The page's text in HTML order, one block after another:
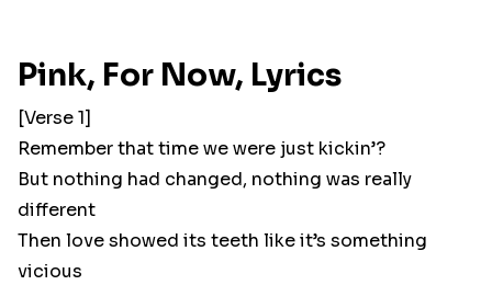
Pink, For Now, Lyrics
[Verse 1]
Remember that time we were just kickin’?
But nothing had changed, nothing was really
different
Then love showed its teeth like it’s something
vicious